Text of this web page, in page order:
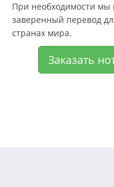
При необходимости мы
заверенный перевод
странах мира.
Заказать